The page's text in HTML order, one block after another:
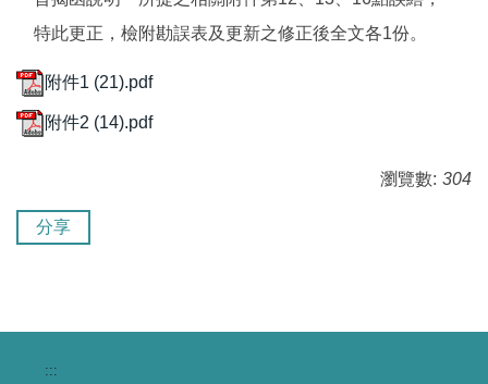
特此更正，檢附勘誤表及更新之修正後全文各1份。
附件1 (21).pdf
附件2 (14).pdf
瀏覽數: 304
分享
:::